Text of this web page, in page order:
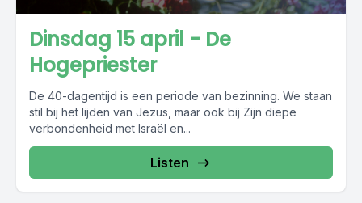
Dinsdag 15 april - De
Hogepriester
De 40-dagentijd is een periode van bezinning. We staan
stil bij het lijden van Jezus, maar ook bij Zijn diepe
verbondenheid met Israël en...
Listen